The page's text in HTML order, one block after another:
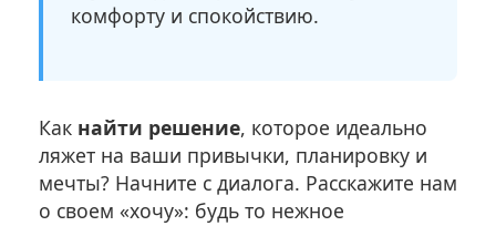
комфорту и спокойствию.
Как найти решение, которое идеально
ляжет на ваши привычки, планировку и
мечты? Начните с диалога. Расскажите нам
о своем «хочу»: будь то нежное